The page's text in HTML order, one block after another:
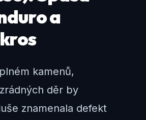
a
kamenů,
děr by
znamenala defekt